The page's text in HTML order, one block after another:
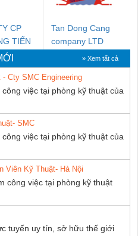
CP
TIẾN
Tan Dong Cang
company LTD
» Xem tất cả
Cty SMC Engineering
việc tại phòng kỹ thuật của
SMC
việc tại phòng kỹ thuật của
Viên Kỹ Thuật- Hà Nội
công việc tại phòng kỹ thuật
tuyến uy tín, sở hữu thế giới